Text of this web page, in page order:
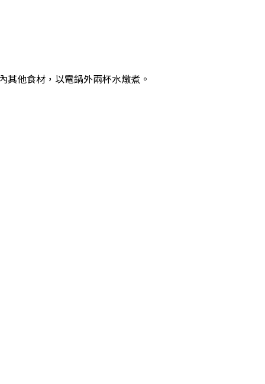
他食材，以電鍋外兩杯水燉煮。